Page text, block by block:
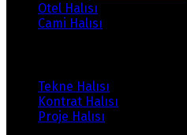
Otel Halısı
Cami Halısı
Tekne Halısı
Kontrat Halısı
Proje Halısı